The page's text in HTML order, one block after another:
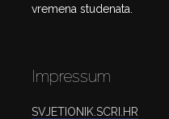
vremena studenata.
Impressum
SVJETIONIK.SCRI.HR